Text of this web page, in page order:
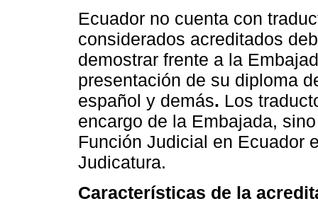
Ecuador no cuenta con
considerados acreditados
demostrar frente a la
presentación de su diploma
español y demás. Los
encargo de la Embajada,
Función Judicial en Ecuador
Judicatura.
Características de la